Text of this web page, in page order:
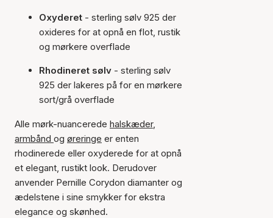
Oxyderet - sterling sølv 925 der
oxideres for at opnå en flot, rustik
og mørkere overflade
Rhodineret sølv - sterling sølv
925 der lakeres på for en mørkere
sort/grå overflade
Alle mørk-nuancerede halskæder,
armbånd og øreringe er enten
rhodinerede eller oxyderede for at opnå
et elegant, rustikt look. Derudover
anvender Pernille Corydon diamanter og
ædelstene i sine smykker for ekstra
elegance og skønhed.